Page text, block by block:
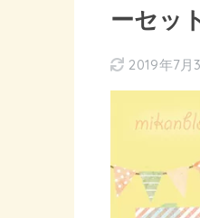
ーセッ
2019年7月